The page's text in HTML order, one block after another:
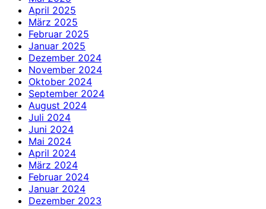
April 2025
März 2025
Februar 2025
Januar 2025
Dezember 2024
November 2024
Oktober 2024
September 2024
August 2024
Juli 2024
Juni 2024
Mai 2024
April 2024
März 2024
Februar 2024
Januar 2024
Dezember 2023